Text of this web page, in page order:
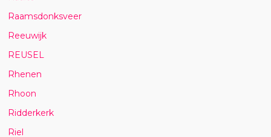
Raamsdonksveer
Reeuwijk
REUSEL
Rhenen
Rhoon
Ridderkerk
Riel